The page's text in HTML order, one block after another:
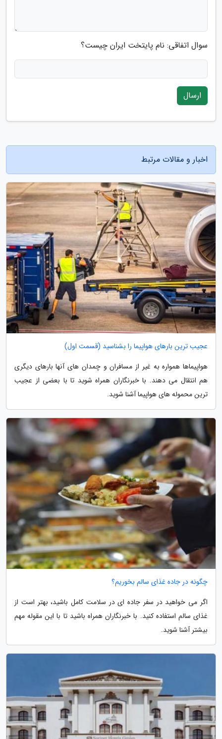
سوال اتفاقی: نام پایتخت ایران چیست؟
ارسال
اخبار و مقالات مرتبط
عجیب ترین بارهای هواپیما را بشناسید (قسمت اول)
هواپیماها همواره به غیر از مسافران و چمدان های آنها بارهای دیگری
هم انتقال می دهند. با خبرنگاران همراه شوید تا با بعضی از عجیب
ترین محموله های هواپیما آشنا شوید.
چگونه در جاده غذای سالم بخوریم؟
اگر می خواهید در سفر جاده ای در سلامت کامل باشید، بهتر است از
غذای سالم استفاده کنید. با خبرنگاران همراه باشید تا با این مقوله مهم
بیشتر آشنا شوید.